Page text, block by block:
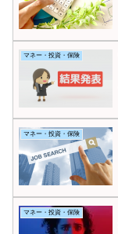
マネー・投資・保険
マネー・投資・保険
マネー・投資・保険